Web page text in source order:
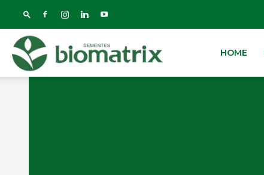
Biomatrix HOME